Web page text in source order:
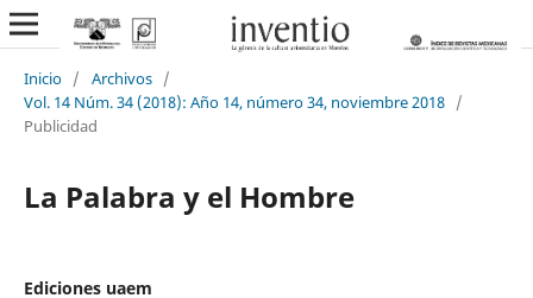
Inicio / Archivos /
Vol. 14 Núm. 34 (2018): Año 14, número 34, noviembre 2018 /
Publicidad
La Palabra y el Hombre
Ediciones uaem